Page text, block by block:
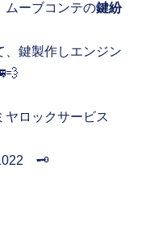
ムーブコンテの鍵紛
、鍵製作しエンジン
ックサービス
🗝️